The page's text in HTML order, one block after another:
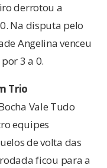
derrotou a
Na disputa pelo
Angelina venceu
3 a 0.
Trio
Vale Tudo
equipes
de volta das
ficou para a